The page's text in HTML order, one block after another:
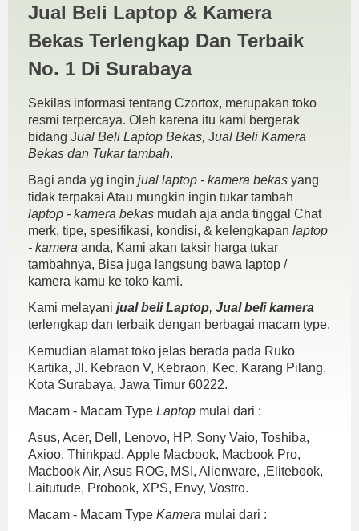
JUAL BELI KAMERA BEKAS
| JUAL BELI LAPTOP BEKAS
| SURABAYA
Jual Beli Laptop & Kamera
Bekas Terlengkap Dan Terbaik
No. 1 Di Surabaya
Sekilas informasi tentang Czortox, merupakan toko
resmi terpercaya. Oleh karena itu kami bergerak
bidang Jual Beli Laptop Bekas, Jual Beli Kamera
Bekas dan Tukar tambah.
Bagi anda yg ingin jual laptop - kamera bekas yang
tidak terpakai Atau mungkin ingin tukar tambah
laptop - kamera bekas mudah aja anda tinggal Chat
merk, tipe, spesifikasi, kondisi, & kelengkapan laptop
- kamera anda, Kami akan taksir harga tukar
tambahnya, Bisa juga langsung bawa laptop /
kamera kamu ke toko kami.
Kami melayani jual beli Laptop, Jual beli kamera
terlengkap dan terbaik dengan berbagai macam type.
Kemudian alamat toko jelas berada pada Ruko
Kartika, Jl. Kebraon V, Kebraon, Kec. Karang Pilang,
Kota Surabaya, Jawa Timur 60222.
Macam - Macam Type Laptop mulai dari :
Asus, Acer, Dell, Lenovo, HP, Sony Vaio, Toshiba,
Axioo, Thinkpad, Apple Macbook, Macbook Pro,
Macbook Air, Asus ROG, MSI, Alienware, ,Elitebook,
Laitutude, Probook, XPS, Envy, Vostro.
Macam - Macam Type Kamera mulai dari :